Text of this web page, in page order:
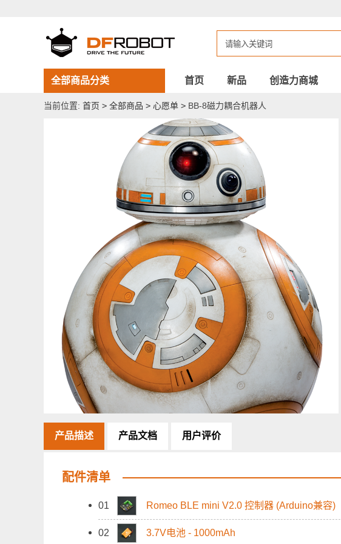
全部商品分类 首页 新品 创造力商城
当前位置: 首页 > 全部商品 > 心愿单 > BB-8磁力耦合机器人
产品描述 产品文档 用户评价
配件清单
01 Romeo BLE mini V2.0 控制器 (Arduino兼容)
02 3.7V电池 - 1000mAh